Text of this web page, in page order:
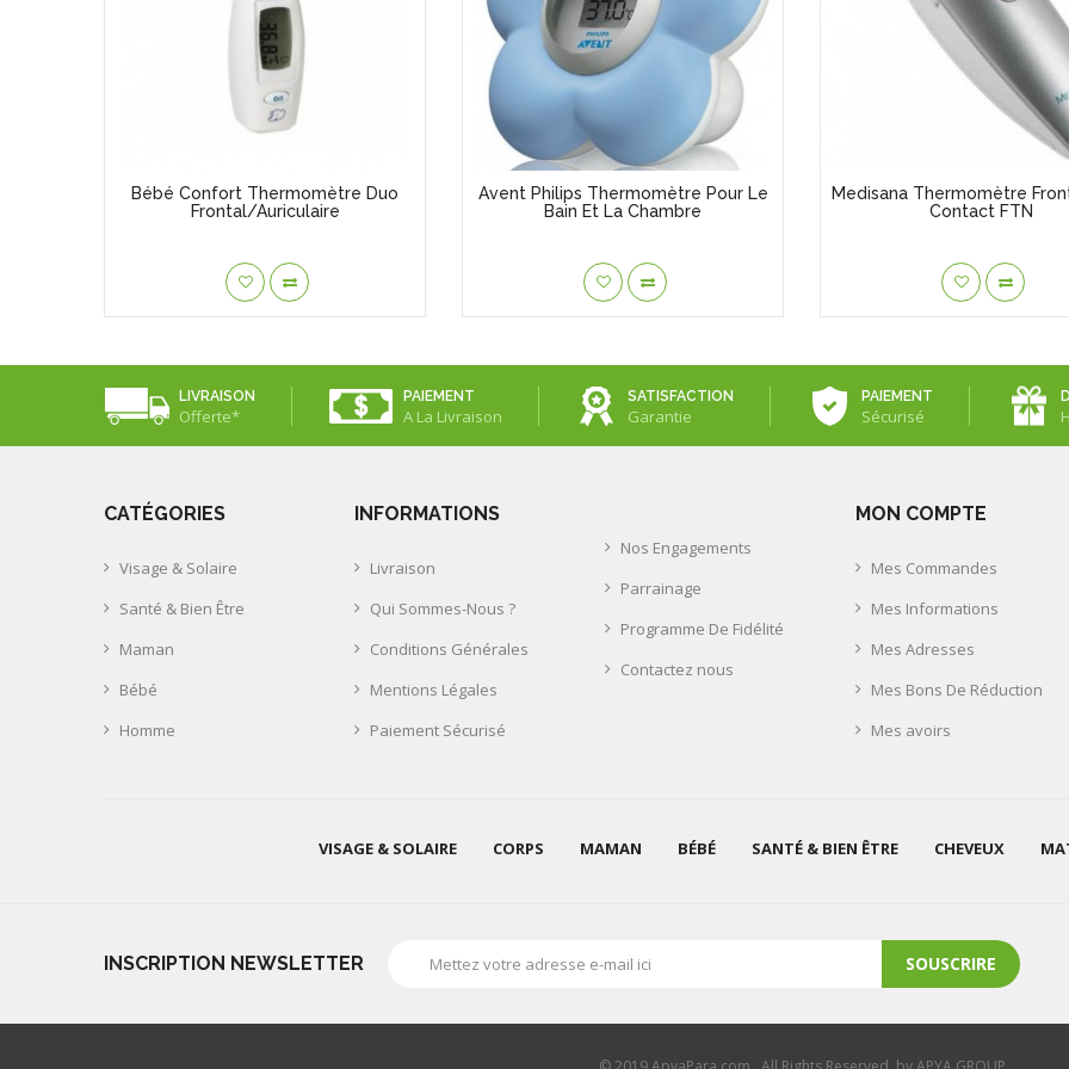
Bébé Confort Thermomètre Duo
Frontal/Auriculaire
Avent Philips Thermomètre Pour Le
Bain Et La Chambre
Medisana Thermomètre
Contact FTN
LIVRAISON
Offerte*
PAIEMENT
A La Livraison
SATISFACTION
Garantie
PAIEMENT
Sécurisé
CATÉGORIES
Visage & Solaire
Santé & Bien Être
Maman
Bébé
Homme
INFORMATIONS
Livraison
Qui Sommes-Nous ?
Conditions Générales
Mentions Légales
Paiement Sécurisé
Nos Engagements
Parrainage
Programme De Fidélité
Contactez nous
MON COMPTE
Mes Commandes
Mes Informations
Mes Adresses
Mes Bons De Réduction
Mes avoirs
VISAGE & SOLAIRE CORPS MAMAN BÉBÉ SANTÉ & BIEN ÊTRE CHEVEUX
INSCRIPTION NEWSLETTER SOUSCRIRE